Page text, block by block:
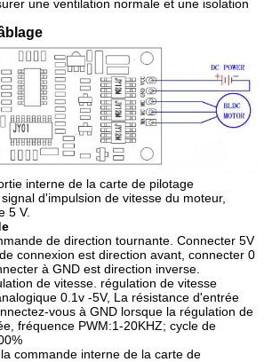
une ventilation normale et une isolation
interne de la carte de pilotage
d'impulsion de vitesse du moteur,
5 V.
de direction tournante. Connecter 5V
connexion est direction avant, connecter 0
à GND est direction inverse.
de vitesse. régulation de vitesse
0.1v -5V, La résistance d'entrée
vous à GND lorsque la régulation de
fréquence PWM:1-20KHZ; cycle de
commande interne de la carte de